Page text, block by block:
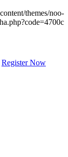
Register Now